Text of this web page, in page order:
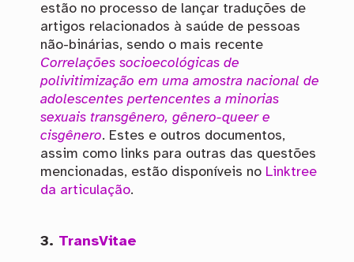
estão no processo de lançar traduções de
artigos relacionados à saúde de pessoas
não-binárias, sendo o mais recente
Correlações socioecológicas de
polivitimização em uma amostra nacional de
adolescentes pertencentes a minorias
sexuais transgênero, gênero-queer e
cisgênero. Estes e outros documentos,
assim como links para outras das questões
mencionadas, estão disponíveis no Linktree
da articulação.
3. TransVitae